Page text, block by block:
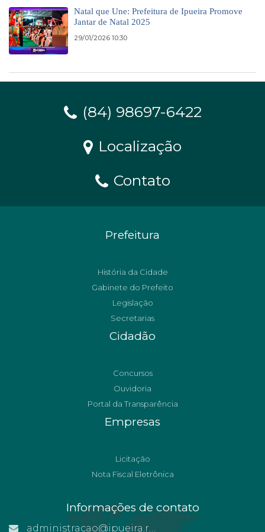
Natal que Une: Prefeitura de Ipueira Promove
Jantar de Natal 2025
29/01/2026 10:30
(84) 98697-6422
Localização
Contato
Prefeitura
História da Cidade
Gabinete do Prefeito
Legislação
Secretarias
Cidadão
Concursos
Ouvidoria
Portal da Transparência
Empresas
Licitação
Nota Fiscal Eletrônica
Informações de contato
administracao@ipueira.rn.gov.br